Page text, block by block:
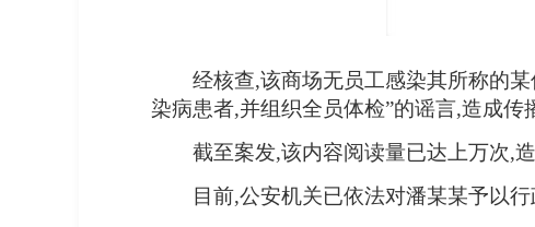
经核查,该商场无员工感染其所称的
染病患者,并组织全员体检”的谣言,造成传
截至案发,该内容阅读量已达上万次,
目前,公安机关已依法对潘某某予以行